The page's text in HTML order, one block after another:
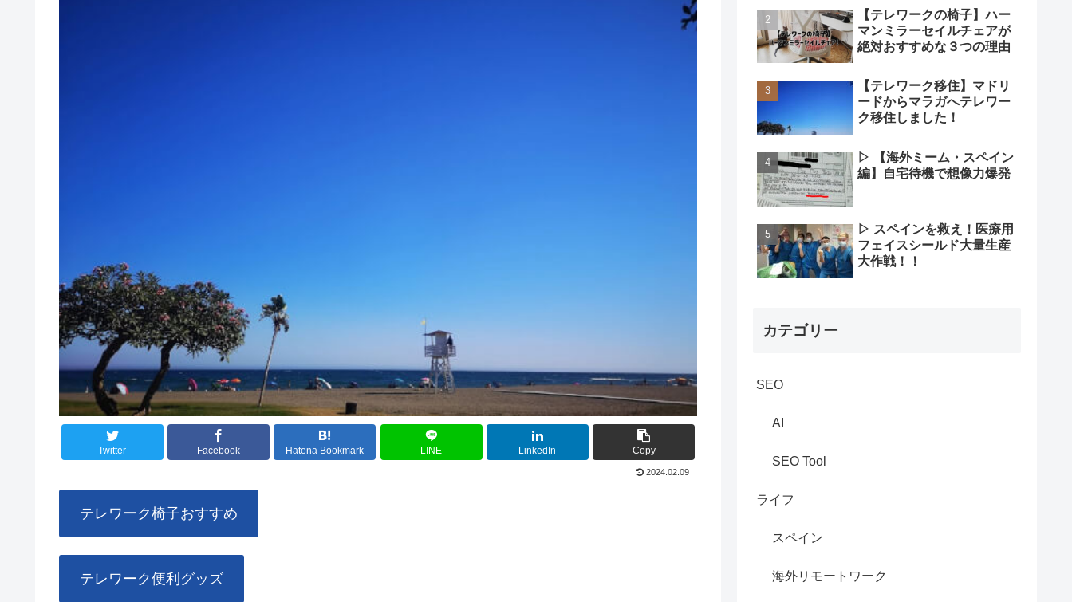
Twitter Facebook Hatena Bookmark LINE LinkedIn Copy
2024.02.09
テレワーク椅子おすすめ
テレワーク便利グッズ
【テレワークの椅子】ハー
マンミラーセイルチェアが
絶対おすすめな３つの理由
【テレワーク移住】マドリ
ードからマラガへテレワー
ク移住しました！
▷ 【海外ミーム・スペイン
編】自宅待機で想像力爆発
▷ スペインを救え！医療用
フェイスシールド大量生産
大作戦！！
カテゴリー
SEO
AI
SEO Tool
ライフ
スペイン
海外リモートワーク